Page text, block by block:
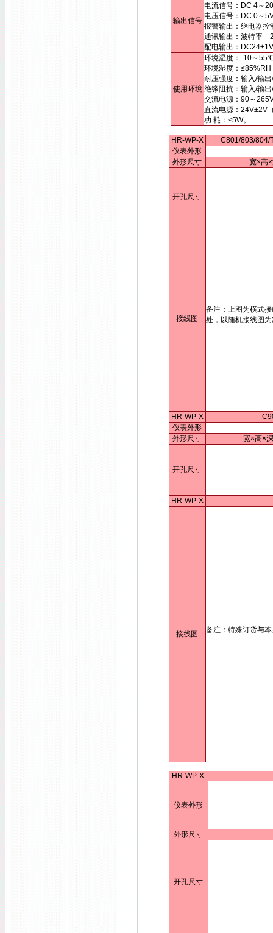
输出信号
电流信号：DC 4～
电压信号：DC 0～
报警输出：继电器控
通讯输出：波特率
配电输出：
使用环境
环境温度：-10～
环境湿度：
耐压强度：输入/输
绝缘阻抗：输入/输
交流电源：90～
直流电源：24V±2V
功 耗：<5W。
HR-WP-X
C801/803/804/
仪表外形
外形尺寸
宽×高
开孔尺寸
接线图
备注：上图为横式
处，以随机接线图
HR-WP-X
仪表外形
外形尺寸
宽×高×
开孔尺寸
HR-WP-X
接线图 备注：特殊订货与
HR-WP-X
仪表外形
外形尺寸
开孔尺寸